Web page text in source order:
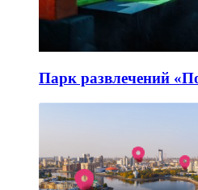
Парк развлечений